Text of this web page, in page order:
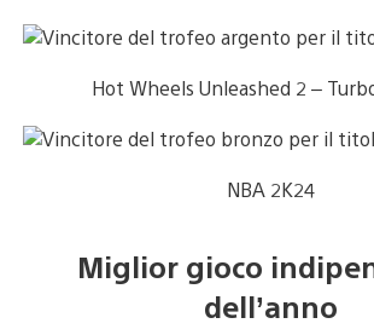
Hot Wheels Unleashed 2 –
NBA 2K24
Miglior gioco
dell’anno